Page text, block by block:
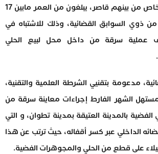
من توقيف أربعة أشخاص من بينهم قاصر، يبلغون من العمر مابين 17
من ذوي السوابق القضائية، وذلك للاشتباه في
عملية سرقة من داخل محل لبيع الحلي
مدعومة بتقنيي الشرطة العلمية والتقنية،
الشهر الفارط إجراءات معاينة سرقة من
بالمدينة العتيقة بمدينة تطوان، و التي
الداخلي عبر كسر أقفاله، حيث ترتب عن هذا
على قطع من الحلي والمجوهرات الفضية.